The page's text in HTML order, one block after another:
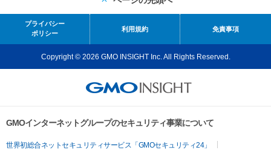
プライバシー
ポリシー
利用規約 免責事項
Copyright © 2026 GMO INSIGHT Inc. All Rights Reserved.
GMOインターネットグループのセキュリティ事業について
世界初総合ネットセキュリティサービス「GMOセキュリティ24」